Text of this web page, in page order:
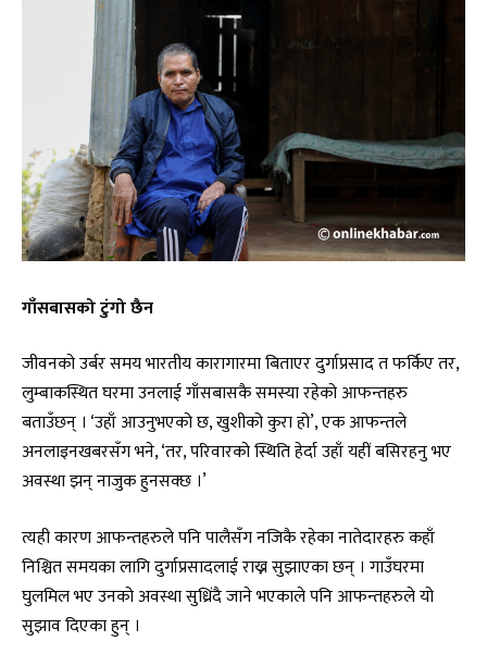
गाँसबासको टुंगो छैन
जीवनको उर्बर समय भारतीय कारागारमा बिताएर दुर्गाप्रसाद त फर्किए तर,
लुम्बाकस्थित घरमा उनलाई गाँसबासकै समस्या रहेको आफन्तहरु
बताउँछन् । ‘उहाँ आउनुभएको छ, खुशीको कुरा हो’, एक आफन्तले
अनलाइनखबरसँग भने, ‘तर, परिवारको स्थिति हेर्दा उहाँ यहीं बसिरहनु भए
अवस्था झन् नाजुक हुनसक्छ ।’
त्यही कारण आफन्तहरुले पनि पालैसँग नजिकै रहेका नातेदारहरु कहाँ
निश्चित समयका लागि दुर्गाप्रसादलाई राख्न सुझाएका छन् । गाउँघरमा
घुलमिल भए उनको अवस्था सुध्रिंदै जाने भएकाले पनि आफन्तहरुले यो
सुझाव दिएका हुन् ।